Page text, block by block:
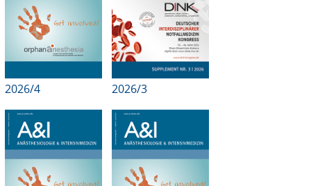
A&I English
Mediadaten
Stellenmarkt
Kongresskalender
2026/4 2026/3